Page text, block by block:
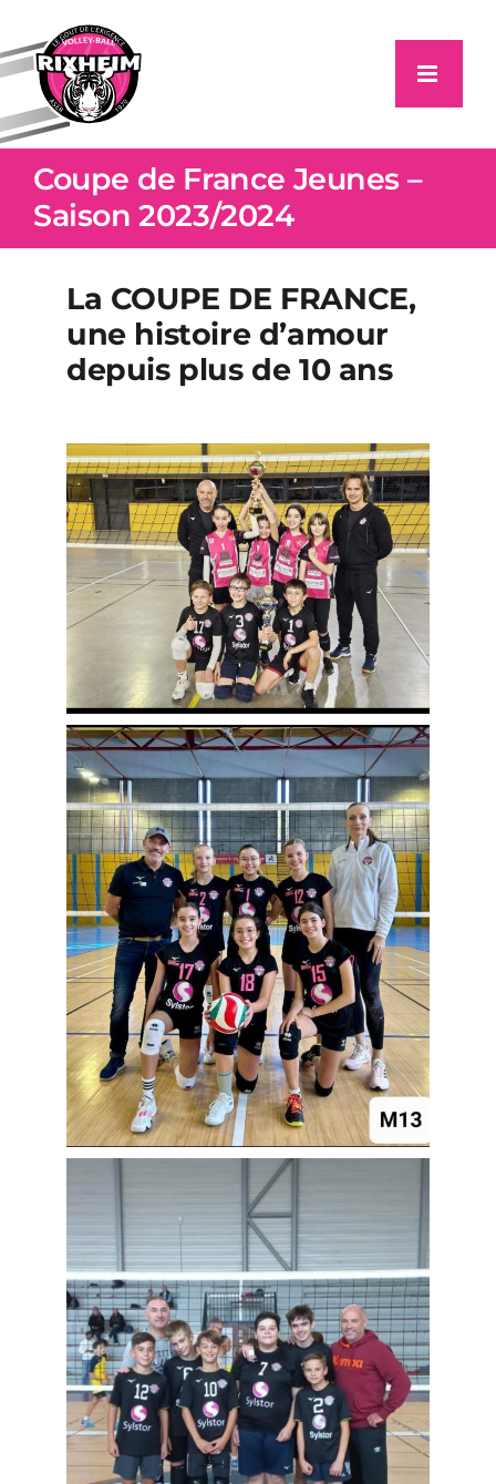
contenu
Coupe de France Jeunes –
Saison 2023/2024
La COUPE DE FRANCE,
une histoire d’amour
depuis plus de 10 ans